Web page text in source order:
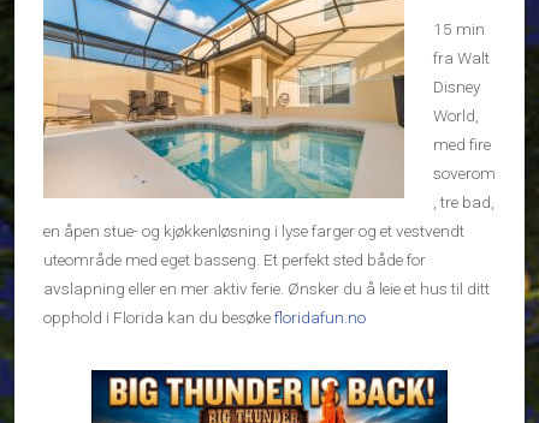
15 min
fra Walt
Disney
World,
med fire
soverom
, tre bad,
en åpen stue- og kjøkkenløsning i lyse farger og et vestvendt
uteområde med eget basseng. Et perfekt sted både for
avslapning eller en mer aktiv ferie. Ønsker du å leie et hus til ditt
opphold i Florida kan du besøkefloridafun.no